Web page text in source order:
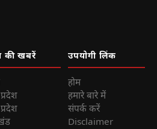
की खबरें उपयोगी लिंक
होम
हमारे बारे में
संपर्क करें
Disclaimer